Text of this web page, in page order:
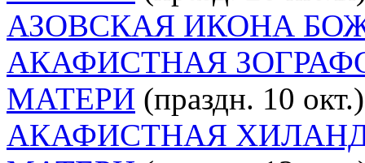
АЗОВСКАЯ ИКОНА
АКАФИСТНАЯ
МАТЕРИ (праздн. 10 окт.)
АКАФИСТНАЯ